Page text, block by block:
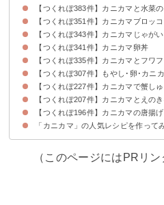
【つくれぽ383件】カニカマと水菜
【つくれぽ351件】カニカマブロッ
【つくれぽ343件】カニカマじゃが
【つくれぽ341件】カニカマ卵丼
【つくれぽ335件】カニカマとフワ
【つくれぽ307件】もやし･卵･カニ
【つくれぽ227件】カニカマで蟹し
【つくれぽ207件】カニカマとえの
【つくれぽ196件】カニカマの唐揚げ
「カニカマ」の人気レシピを作って
（このページにはPRリ